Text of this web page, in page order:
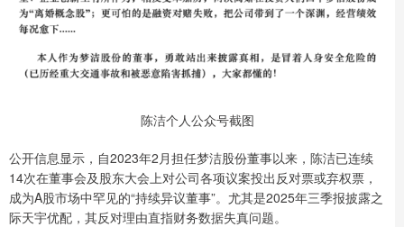
陈洁个人公众号截图
公开信息显示，自2023年2月担任梦洁股份董事以来，陈洁已连续
14次在董事会及股东大会上对公司各项议案投出反对票或弃权票，
成为A股市场中罕见的“持续异议董事”。尤其是2025年三季报披露之
际天宇优配，其反对理由直指财务数据失真问题。